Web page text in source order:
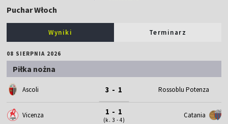
Puchar Włoch
Wyniki Terminarz
08 SIERPNIA 2026
Piłka nożna
Ascoli 3 - 1 Rossoblu Potenza
Vicenza 1 - 1
(k. 3 - 4)
Catania